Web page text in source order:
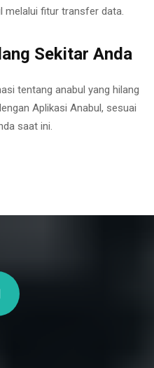
melalui fitur transfer data.
Sekitar Anda
tentang anabul yang hilang
Aplikasi Anabul, sesuai
saat ini.